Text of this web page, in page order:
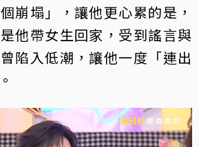
崩塌」，讓他更心累的是，
他帶女生回家，受到謠言與
陷入低潮，讓他一度「連出